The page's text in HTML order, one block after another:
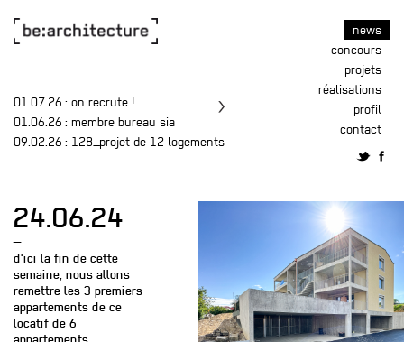
news
concours
projets
réalisations
profil
contact
01.07.26 : on recrute !
01.06.26 : membre bureau sia
09.02.26 : 128_projet de 12 logements
24.06.24
—
d'ici la fin de cette
semaine, nous allons
remettre les 3 premiers
appartements de ce
locatif de 6